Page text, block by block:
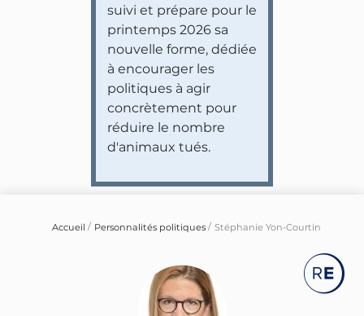
suivi et prépare pour le
printemps 2026 sa
nouvelle forme, dédiée
à encourager les
politiques à agir
concrètement pour
réduire le nombre
d'animaux tués.
Accueil Personnalités politiques Stéphanie Yon-Courtin